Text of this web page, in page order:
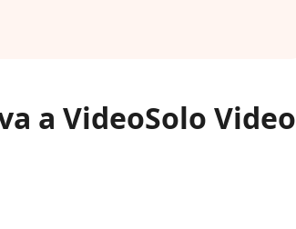
a VideoSolo Video